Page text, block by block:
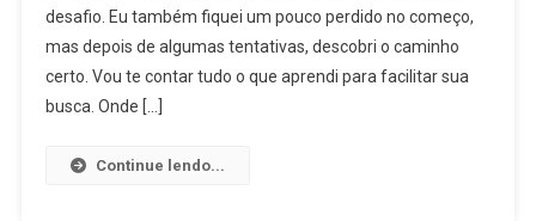
desafio. Eu também fiquei um pouco perdido no começo,
mas depois de algumas tentativas, descobri o caminho
certo. Vou te contar tudo o que aprendi para facilitar sua
busca. Onde […]
Continue lendo...